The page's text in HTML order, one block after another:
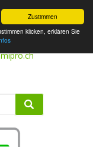
Zustimmen
klicken, erklären Sie